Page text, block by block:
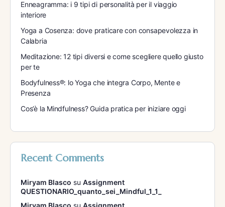
Enneagramma: i 9 tipi di personalità per il viaggio
interiore
Yoga a Cosenza: dove praticare con consapevolezza in
Calabria
Meditazione: 12 tipi diversi e come scegliere quello giusto
per te
Bodyfulness®: lo Yoga che integra Corpo, Mente e
Presenza
Cos’è la Mindfulness? Guida pratica per iniziare oggi
Recent Comments
Miryam Blasco su Assignment
QUESTIONARIO_quanto_sei_Mindful_1_1_
Miryam Blasco su Assignment